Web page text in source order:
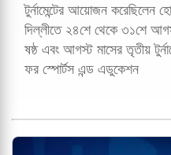
টুর্নামেন্টের আয়োজন করেছিলেন
দিল্লীতে ২৪শে থেকে ৩১শে
ষষ্ঠ এবং আগস্ট মাসের তৃতীয়
ফর স্পোর্টস এন্ড এডুকেশন